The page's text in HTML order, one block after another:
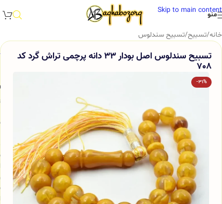
Skip to main content
منو
خانه/تسبیح/تسبیح سندلوس
تسبیح سندلوس اصل بودار 33 دانه پرچمی تراش گرد کد
708
-31%